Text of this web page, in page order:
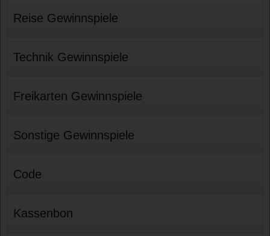
Reise Gewinnspiele
Technik Gewinnspiele
Freikarten Gewinnspiele
Sonstige Gewinnspiele
Code
Kassenbon